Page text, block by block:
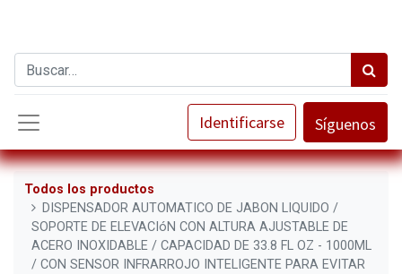
Identificarse Síguenos
Todos los productos
DISPENSADOR AUTOMATICO DE JABON LIQUIDO /
SOPORTE DE ELEVACIóN CON ALTURA AJUSTABLE DE
ACERO INOXIDABLE / CAPACIDAD DE 33.8 FL OZ - 1000ML
/ CON SENSOR INFRARROJO INTELIGENTE PARA EVITAR